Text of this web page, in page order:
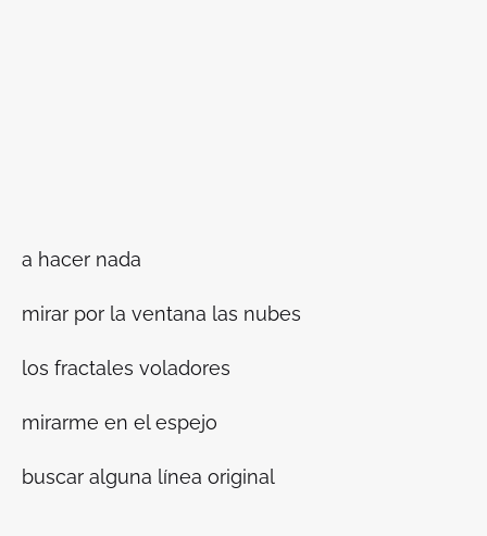
a hacer nada
mirar por la ventana las nubes
los fractales voladores
mirarme en el espejo
buscar alguna línea original